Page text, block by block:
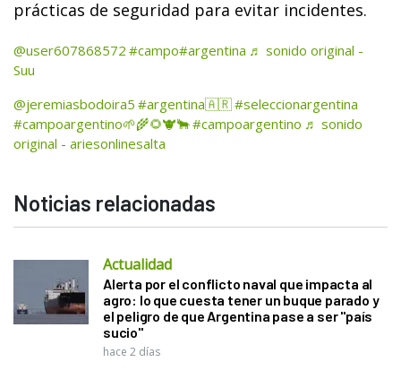
prácticas de seguridad para evitar incidentes.
@user607868572 #campo#argentina ♬ sonido original -
Suu
@jeremiasbodoira5 #argentina🇦🇷#seleccionargentina
#campoargentino🌱🌾🌻🐮🐂#campoargentino ♬ sonido
original - ariesonlinesalta
Noticias relacionadas
Actualidad
Alerta por el conflicto naval que impacta al
agro: lo que cuesta tener un buque parado y
el peligro de que Argentina pase a ser "país
sucio"
hace 2 días